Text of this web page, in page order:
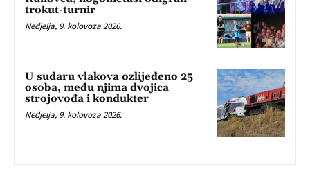
trokut-turnir
Nedjelja, 9. kolovoza 2026.
U sudaru vlakova ozlijeđeno 25
osoba, među njima dvojica
strojovođa i kondukter
Nedjelja, 9. kolovoza 2026.